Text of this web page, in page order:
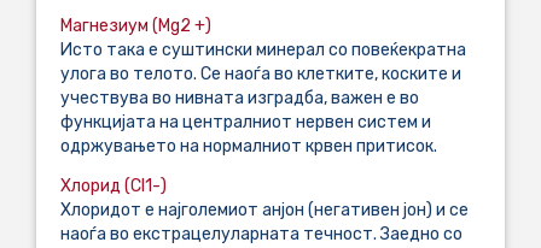
Магнезиум (Mg2 +)
Исто така е суштински минерал со повеќекратна
улога во телото. Се наоѓа во клетките, коските и
учествува во нивната изградба, важен е во
функцијата на централниот нервен систем и
одржувањето на нормалниот крвен притисок.
Хлорид (Cl1-)
Хлоридот е најголемиот анјон (негативен јон) и се
наоѓа во екстрацелуларната течност. Заедно со